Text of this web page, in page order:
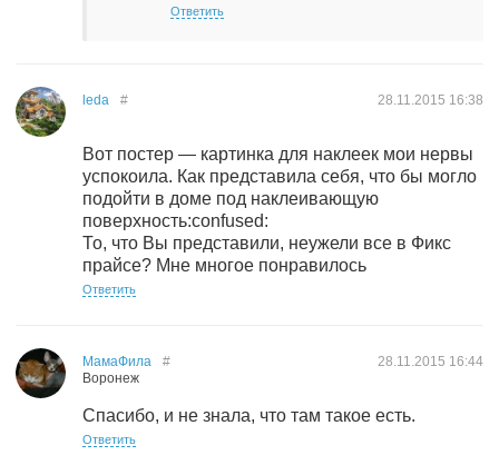
Ответить
leda 28.11.2015 16:38
#
Вот постер — картинка для наклеек мои нервы
успокоила. Как представила себя, что бы могло
подойти в доме под наклеивающую
поверхность:confused:
То, что Вы представили, неужели все в Фикс
прайсе? Мне многое понравилось
Ответить
МамаФила
Воронеж
28.11.2015 16:44
#
Спасибо, и не знала, что там такое есть.
Ответить